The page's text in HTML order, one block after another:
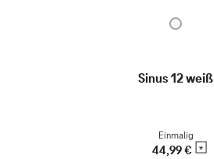
Sinus 12 weiß
Einmalig
44,99 €